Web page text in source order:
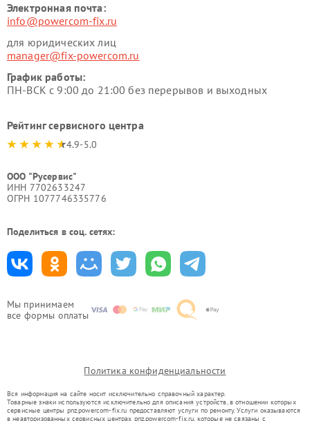
Мы принимаем
все формы оплаты
Электронная почта:
info@powercom-fix.ru
для юридических лиц
manager@fix-powercom.ru
График работы:
ПН-ВСК с 9:00 до 21:00 без перерывов и выходных
Рейтинг сервисного центра
4.9-5.0
ООО "Русервис"
ИНН 7702633247
ОГРН 1077746335776
Поделиться в соц. сетях:
Политика конфиденциальности
Вся информация на сайте носит исключительно справочный характер.
Товарные знаки используются исключительно для описания устройств, в отношении которых
сервисные центры pnz.powercom-fix.ru предоставляют услуги по ремонту. Услуги оказываются
в неавторизованных сервисных центрах pnz.powercom-fix.ru, которые не связаны с